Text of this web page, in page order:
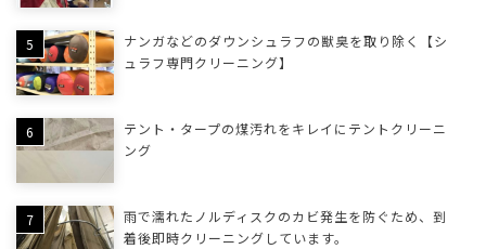
ナンガなどのダウンシュラフの獣臭を取り除く【シ
ュラフ専門クリーニング】
テント・タープの煤汚れをキレイにテントクリーニ
ング
雨で濡れたノルディスクのカビ発生を防ぐため、到
着後即時クリーニングしています。